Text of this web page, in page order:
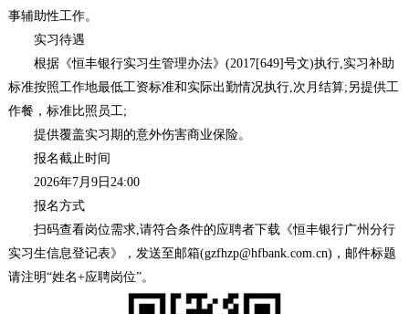
事辅助性工作。
实习待遇
根据《恒丰银行实习生管理办法》(2017[649]号文)执行,实习补助
标准按照工作地最低工资标准和实际出勤情况执行,次月结算;另提供工
作餐，标准比照员工;
提供覆盖实习期的意外伤害商业保险。
报名截止时间
2026年7月9日24:00
报名方式
扫码查看岗位需求,请符合条件的应聘者下载《恒丰银行广州分行
实习生信息登记表》，发送至邮箱(gzfhzp@hfbank.com.cn)，邮件标题
请注明“姓名+应聘岗位”。